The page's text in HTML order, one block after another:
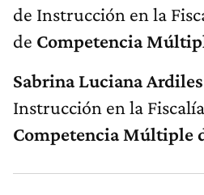
de Instrucción en la
de Competencia
Sabrina Luciana Ardiles
Instrucción en la
Competencia Múltiple